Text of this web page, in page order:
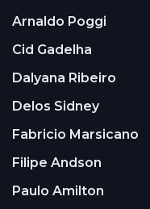
Arnaldo Poggi
Cid Gadelha
Dalyana Ribeiro
Delos Sidney
Fabricio Marsicano
Filipe Andson
Paulo Amilton